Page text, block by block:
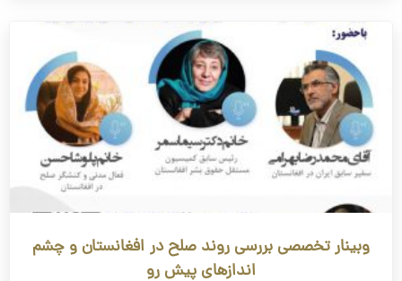
وبینار تخصصی بررسی روند صلح در افغانستان و چشم
اندازهای پیش رو